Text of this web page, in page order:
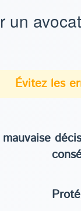
un
Évitez les
mauvaise